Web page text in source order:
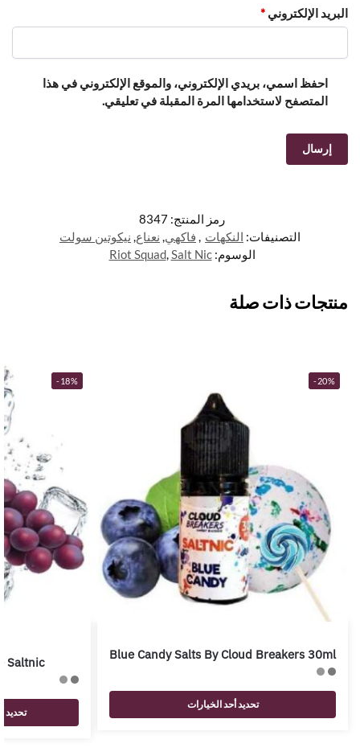
البريد الإلكتروني *
احفظ اسمي، بريدي الإلكتروني، والموقع الإلكتروني في هذا
المتصفح لاستخدامها المرة المقبلة في تعليقي.
رمز المنتج: 8347
التصنيفات: النكهات , فاكهي, نعناع, نيكوتين سولت
الوسوم:
Riot Squad,Salt Nic
منتجات ذات صلة
-20%
Blue Candy Salts By Cloud Breakers 30ml
تحديد أحد الخيارات
-18%
Saltnic
تحديد